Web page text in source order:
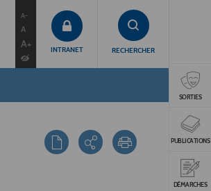
A-
A
A+ INTRANET RECHERCHER
SORTIES
PUBLICATIONS
DÉMARCHES